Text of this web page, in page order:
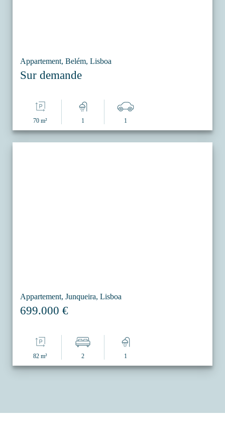
Appartement, Belém, Lisboa
Sur demande
70 m² 1 1
Appartement, Junqueira, Lisboa
699.000 €
82 m² 2 1